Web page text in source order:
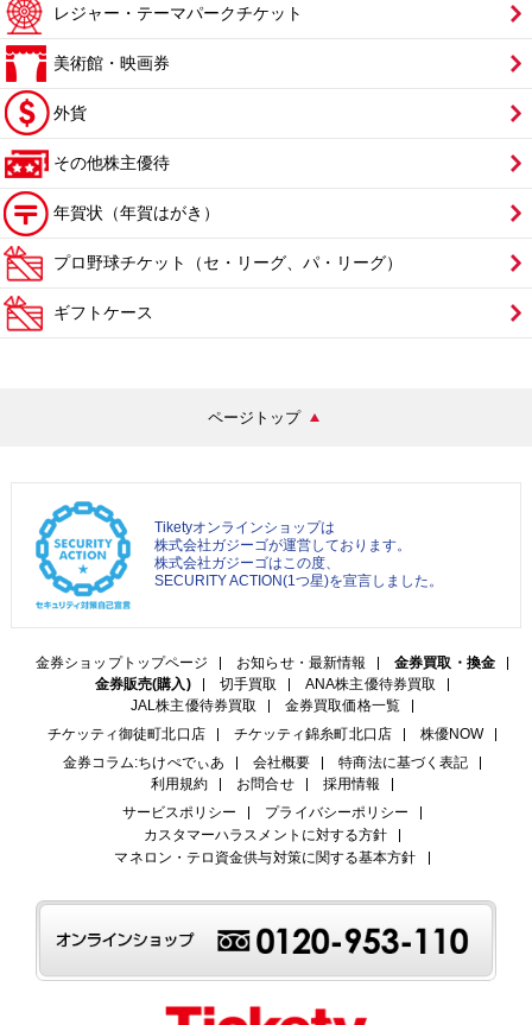
レジャー・テーマパークチケット
美術館・映画券
外貨
その他株主優待
年賀状（年賀はがき）
プロ野球チケット（セ・リーグ、パ・リーグ）
ギフトケース
ページトップ
Tiketyオンラインショップは
株式会社ガジーゴが運営しております。
株式会社ガジーゴはこの度、
SECURITY ACTION(1つ星)を宣言しました。
金券ショップトップページ お知らせ・最新情報
金券買取・換金
金券販売(購入)
切手買取
ANA株主優待券買取
JAL株主優待券買取
金券買取価格一覧
チケッティ御徒町北口店
チケッティ錦糸町北口店
株優NOW
金券コラム:ちけぺでぃあ
会社概要
特商法に基づく表記
利用規約
お問合せ
採用情報
サービスポリシー
プライバシーポリシー
カスタマーハラスメントに対する方針
マネロン・テロ資金供与対策に関する基本方針